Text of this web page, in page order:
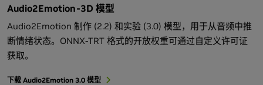
Audio2Emotion-3D 模型
Audio2Emotion 制作 (2.2) 和实验 (3.0) 模型，用于从音频中推
断情绪状态。ONNX-TRT 格式的开放权重可通过自定义许可证
获取。
下载 Audio2Emotion 3.0 模型